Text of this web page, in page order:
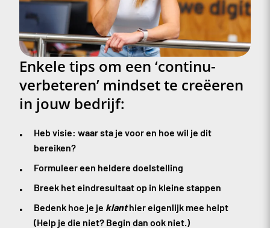
Enkele tips om een ‘continu-
verbeteren’ mindset te creëeren
in jouw bedrijf:
Heb visie: waar sta je voor en hoe wil je dit
bereiken?
Formuleer een heldere doelstelling
Breek het eindresultaat op in kleine stappen
Bedenk hoe je je klanthier eigenlijk mee helpt
(Help je die niet? Begin dan ook niet.)